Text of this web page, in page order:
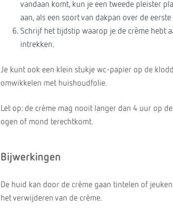
vandaan komt, kun je een tweede pleister
aan, als een soort van dakpan over de eerste
Schrijf het tijdstip waarop je de crème hebt
intrekken.
Je kunt ook een klein stukje wc-papier op de
omwikkelen met huishoudfolie.
Let op: de crème mag nooit langer dan 4 uur op
ogen of mond terechtkomt.
Bijwerkingen
De huid kan door de crème gaan tintelen of
het verwijderen van de crème.